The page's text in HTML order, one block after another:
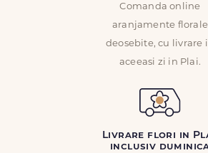
Comanda online
aranjamente florale
deosebite, cu livrare
aceeasi zi in Plai.
Livrare flori in
inclusiv